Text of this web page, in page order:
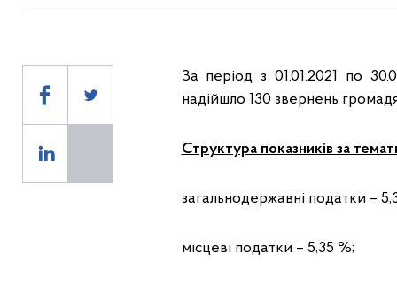
За період з 01.01.2021 по
надійшло 130 звернень
Структура показників за
загальнодержавні податки –
місцеві податки – 5,35 %;